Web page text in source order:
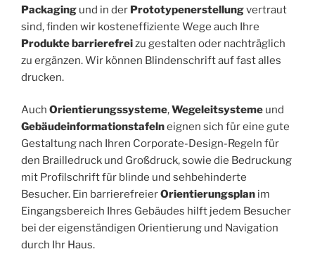
Packaging und in der Prototypenerstellungvertraut
sind, finden wir kosteneffiziente Wege auch Ihre
Produkte barrierefreizu gestalten oder nachträglich
zu ergänzen. Wir können Blindenschrift auf fast alles
drucken.
Auch Orientierungssysteme,Wegeleitsysteme und
Gebäudeinformationstafelneignen sich für eine gute
Gestaltung nach Ihren Corporate-Design-Regeln für
den Brailledruck und Großdruck, sowie die Bedruckung
mit Profilschrift für blinde und sehbehinderte
Besucher. Ein barrierefreierOrientierungsplan im
Eingangsbereich Ihres Gebäudes hilft jedem Besucher
bei der eigenständigen Orientierung und Navigation
durch Ihr Haus.